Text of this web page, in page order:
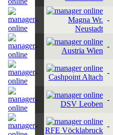
-
Magna Wr.
Neustadt
-
-
Austria Wien
-
-
Cashpoint Altach
-
-
DSV Leoben
-
-
RFE Vöcklabruck
-